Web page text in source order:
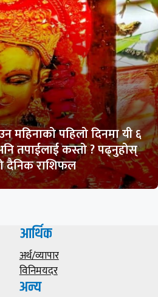
महिनाको पहिलो दिनमा यी ६
तपाईलाई कस्तो ? पढ्नुहोस्
दैनिक राशिफल
आर्थिक
अर्थ/व्यापार
विनिमयदर
अन्य